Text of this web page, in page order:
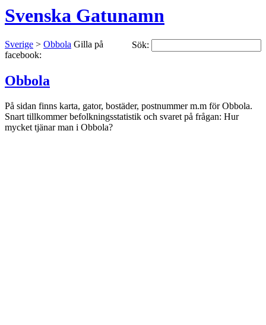
Svenska Gatunamn
Sverige > Obbola Sök:
Gilla på
facebook:
Obbola
På sidan finns karta, gator, bostäder, postnummer m.m för Obbola.
Snart tillkommer befolkningsstatistik och svaret på frågan: Hur
mycket tjänar man i Obbola?